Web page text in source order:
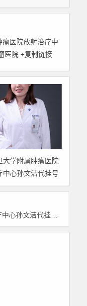
瘤医院放射治疗中
医院 +复制链接
大学附属肿瘤医院
中心孙文洁代挂号
大学附属肿瘤医
疗中心孙文洁预约
复旦大学附属肿
大学附属肿瘤医院放射治疗中心孙文洁门诊时间代挂号